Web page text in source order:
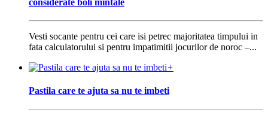
Vesti socante pentru cei care isi petrec majoritatea timpului in
fata calculatorului si pentru impatimitii jocurilor de noroc –...
+
Pastila care te ajuta sa nu te imbeti